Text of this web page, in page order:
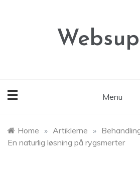
Menu
Home » Artiklerne »
En naturlig løsning på rygsmerter